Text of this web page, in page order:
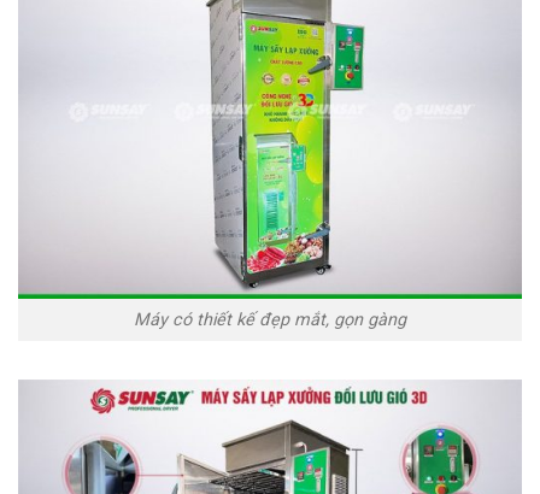
Máy có thiết kế đẹp mắt, gọn gàng